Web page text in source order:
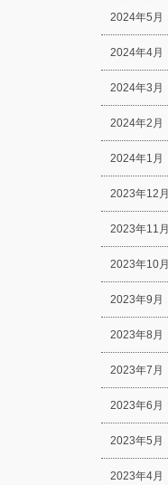
2024年5月
2024年4月
2024年3月
2024年2月
2024年1月
2023年12月
2023年11月
2023年10月
2023年9月
2023年8月
2023年7月
2023年6月
2023年5月
2023年4月